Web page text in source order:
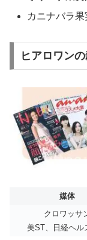
カニナバラ
ヒアロワン
媒体
クロワッサ
美ST、日経ヘル